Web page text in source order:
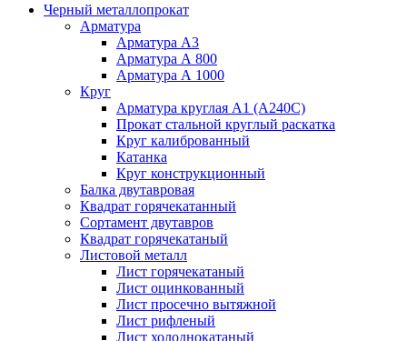
Черный металлопрокат
Арматура
Арматура А3
Арматура А 800
Арматура А 1000
Круг
Арматура круглая А1 (А240C)
Прокат стальной круглый раскатка
Круг калиброванный
Катанка
Круг конструкционный
Балка двутавровая
Квадрат горячекатанный
Сортамент двутавров
Квадрат горячекатаный
Листовой металл
Лист горячекатаный
Лист оцинкованный
Лист просечно вытяжной
Лист рифленый
Лист холоднокатаный